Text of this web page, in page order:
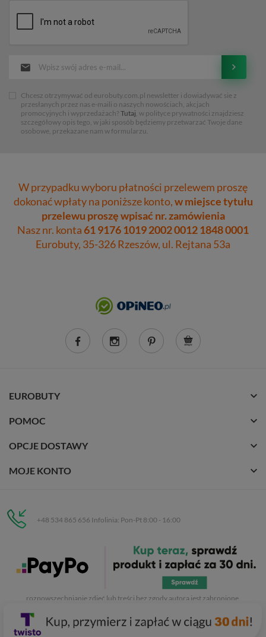
Chcesz otrzymywać od eurobuty.com.pl newsletter i dowiadywać sie z
przesłanych przez nas e-maili o naszych nowościach, akcjach
promocyjnych i wyprzedażach? Tutaj, w polityce prywatności znajdziesz
szczegółowy opis tego, w jaki sposób będziemy przetwarzać Twoje dane
osobowe, przekazane nam w formularzu.
W przypadku wyboru płatności przelewem proszę
dokonać wpłaty na poniższe konto,w miejsce tytułu
przelewu proszę wpisać nr. zamówienia
Nasz nr. konta61 9176 1019 2002 0012 1848 0001
Eurobuty, 35-326 Rzeszów, ul. Rejtana 53a
EUROBUTY
POMOC
OPCJE DOSTAWY
MOJE KONTO
+48 534 865 656 Infolinia: Pon-Pt 8:00 - 16:00
C.H. Respan, Rejtana 53a/250
35-326 Rzeszów
. Kopiowanie, przetwarzanie,
rozpowszechnianie zdjęć lub treści bez zgody autora jest zabronione.